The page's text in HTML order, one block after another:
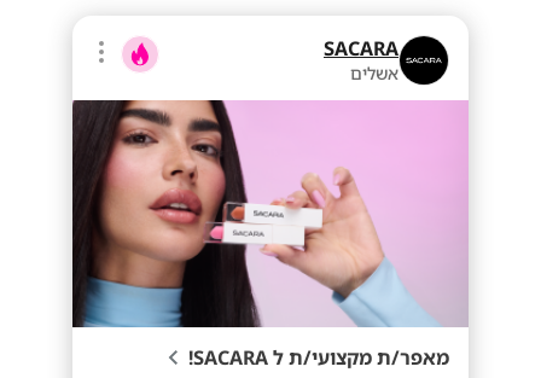
SACARA
אשלים
מאפר/ת מקצועי/ת ל SACARA!